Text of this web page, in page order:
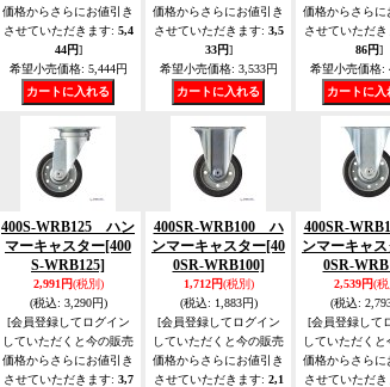
価格からさらにお値引き
させていただきます: 5,4
44円]
希望小売価格: 5,444円
価格からさらにお値引き
させていただきます: 3,5
33円]
希望小売価格: 3,533円
価格からさらに
させていただき
86円]
希望小売価格:
400S-WRB125 ハン
マーキャスター[400
S-WRB125]
2,991円(税別)
(税込: 3,290円)
[会員登録してログイン
していただくと今の販売
価格からさらにお値引き
させていただきます: 3,7
400SR-WRB100 ハ
ンマーキャスター[40
0SR-WRB100]
1,712円(税別)
(税込: 1,883円)
[会員登録してログイン
していただくと今の販売
価格からさらにお値引き
させていただきます: 2,1
400SR-
ンマーキャ
0SR-
2,539円(
(税込:
[会員登録して
していただくと
価格からさらに
させていただき